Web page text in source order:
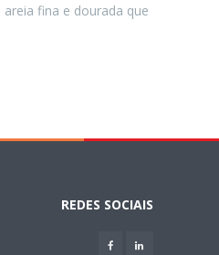
fina e dourada que
REDES SOCIAIS